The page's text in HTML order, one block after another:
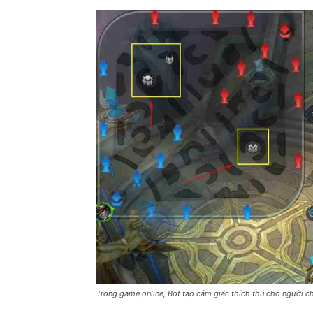
Trong game online, Bot tạo cảm giác thích thú cho người